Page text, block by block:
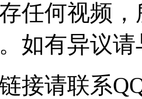
任何视频
如有异议
接请联系